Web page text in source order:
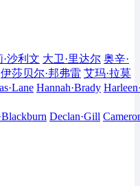
·沙利文 大卫·里达尔 奥辛·
伊莎贝尔·邦弗雷 艾玛·拉莫
Hannah·Brady
Declan·Gill